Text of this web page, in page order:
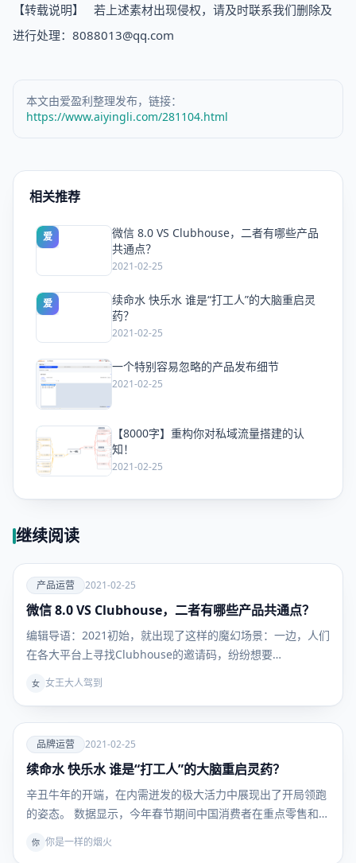
【转载说明】 若上述素材出现侵权，请及时联系我们删除及
进行处理：8088013@qq.com
本文由爱盈利整理发布，链接：
https://www.aiyingli.com/281104.html
相关推荐
爱
微信 8.0 VS Clubhouse，二者有哪些产品
共通点？
2021-02-25
爱
续命水 快乐水 谁是“打工人”的大脑重启灵
药？
2021-02-25
爱 一个特别容易忽略的产品发布细节
2021-02-25
爱
【8000字】重构你对私域流量搭建的认
知！
2021-02-25
继续阅读
爱
产品运
营
产品运营 2021-02-25
微信 8.0 VS Clubhouse，二者有哪些产品共通点？
编辑导语：2021初始，就出现了这样的魔幻场景：一边，人们
在各大平台上寻找Clubhouse的邀请码，纷纷想要…
女 女王大人驾到
爱
品牌运
营
品牌运营 2021-02-25
续命水 快乐水 谁是“打工人”的大脑重启灵药？
辛丑牛年的开端，在内需迸发的极大活力中展现出了开局领跑
的姿态。 数据显示，今年春节期间中国消费者在重点零售和
你 你是一样的烟火